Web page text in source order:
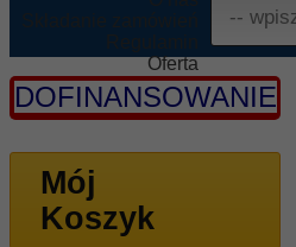
Oferta
Informacje
Kontakt
DOFINANSOWANIE
Mój
Koszyk